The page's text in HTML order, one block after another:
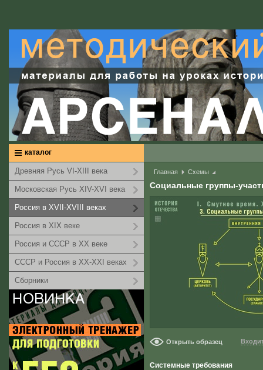
каталог
Древняя Русь VI-XIII века
Московская Русь XIV-XVI века
Россия в XVII-XVIII веках
Россия в XIX веке
Россия и СССР в XX веке
СССР и Россия в XX-XXI веках
Сборники
Главная Схемы
Социальные группы-
Открыть образец
Системные требования